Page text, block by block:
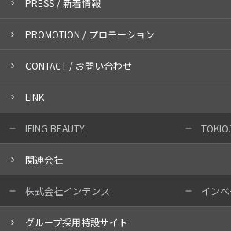
PROMOTION / プロモーション
CONTACT / お問い合わせ
LINK
IFING BEAUTY
関連会社
株式会社インテンス イン
グループ採用特設サイト